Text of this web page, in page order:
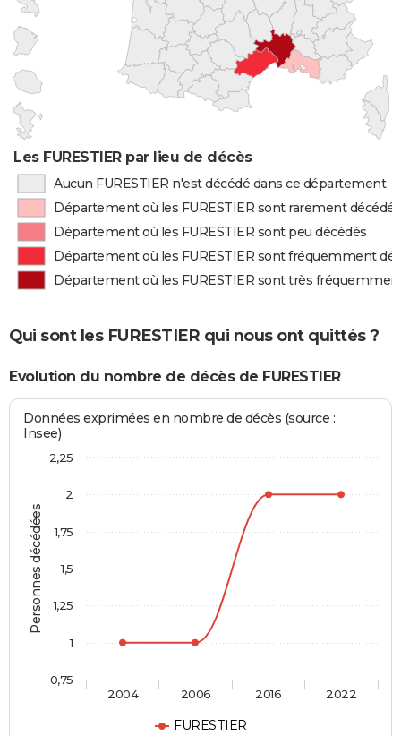
Les FURESTIER par lieu de décès
Aucun FURESTIER n'est décédé dans ce département
Département où les FURESTIER sont rarement décédés
Département où les FURESTIER sont peu décédés
Département où les FURESTIER sont fréquemment
Département où les FURESTIER sont très
Qui sont les FURESTIER qui nous ont quittés ?
Evolution du nombre de décès de FURESTIER
Personnes décédées
Données exprimées en nombre de décès (source :
Insee)
FURESTIER
2004 2006 2016 2022
0,75
1
1,25
1,5
1,75
2
2,25